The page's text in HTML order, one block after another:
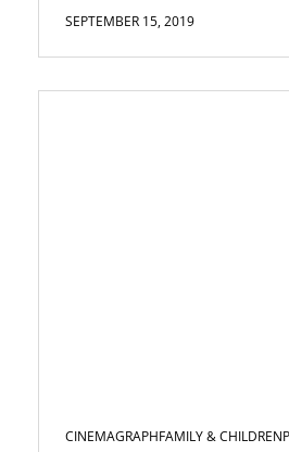
SEPTEMBER 15, 2019
CINEMAGRAPHFAMILY & CHILDREN